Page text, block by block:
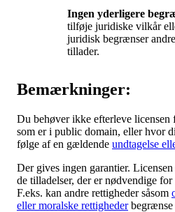
Ingen yderligere
tilføje juridiske vilkår
juridisk begrænser
tillader.
Bemærkninger:
Du behøver ikke efterleve licensen
som er i public domain, eller hvor
følge af en gældende undtagelse
Der gives ingen garantier.
de tilladelser, der er nødvendige
F.eks. kan andre rettigheder såsom
eller moralske rettighederbegrænse